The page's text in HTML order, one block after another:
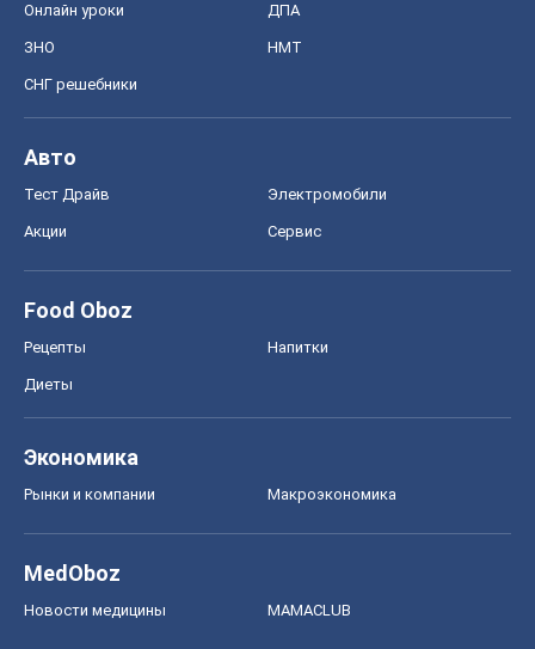
Онлайн уроки ДПА
ЗНО НМТ
СНГ решебники
Авто
Тест Драйв Электромобили
Акции Сервис
Food Oboz
Рецепты Напитки
Диеты
Экономика
Рынки и компании Mакроэкономика
MedOboz
Новости медицины MAMACLUB